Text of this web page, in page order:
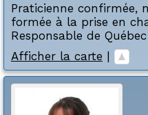
Praticienne confirmée,
formée à la prise en
Responsable de
Afficher la carte |